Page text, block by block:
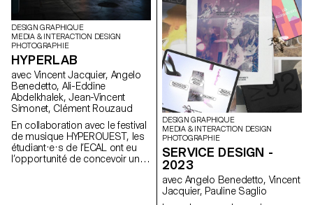
DESIGN GRAPHIQUE
MEDIA & INTERACTION DESIGN
PHOTOGRAPHIE
HYPERLAB
avec Vincent Jacquier, Angelo
Benedetto, Ali-Eddine
Abdelkhalek, Jean-Vincent
Simonet, Clément Rouzaud
En collaboration avec le festival
de musique HYPEROUEST, les
étudiant·e·s de l’ECAL ont eu
l’opportunité de concevoir une
DESIGN GRAPHIQUE
MEDIA & INTERACTION DESIGN
PHOTOGRAPHIE
SERVICE DESIGN -
2023
avec Angelo Benedetto, Vincent
Jacquier, Pauline Saglio